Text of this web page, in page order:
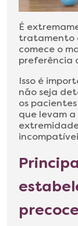
É
tratamento
comece o
preferência
Isso é
não seja
os
que levam